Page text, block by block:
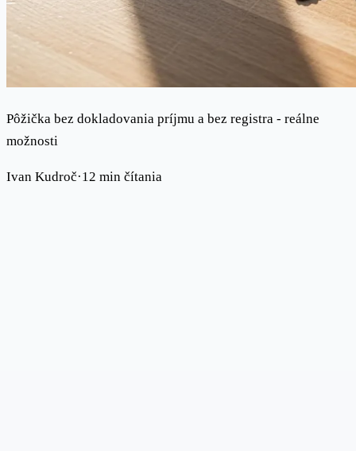
Pôžička bez dokladovania príjmu a bez registra - reálne
možnosti
Ivan Kudroč·12 min čítania